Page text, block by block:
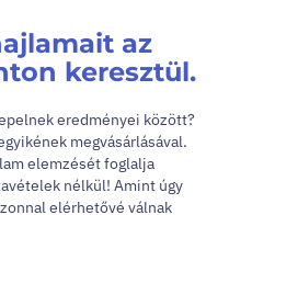
az
keresztül.
eredményei között?
megvásárlásával.
elemzését foglalja
nélkül! Amint úgy
elérhetővé válnak